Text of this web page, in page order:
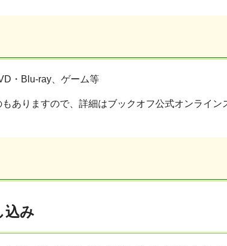
・Blu-ray、ゲーム等
ありますので、詳細はブックオフ公式オンライン
込み